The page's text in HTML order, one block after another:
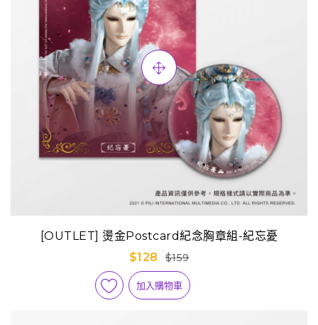
[OUTLET] 燙金Postcard紀念胸章組-紀忘憂
$128
$159
加入購物車